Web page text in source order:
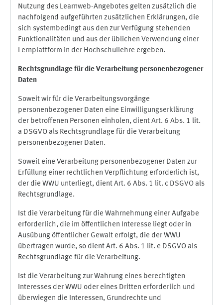
Nutzung des Learnweb-Angebotes gelten zusätzlich die
nachfolgend aufgeführten zusätzlichen Erklärungen, die
sich systembedingt aus den zur Verfügung stehenden
Funktionalitäten und aus der üblichen Verwendung einer
Lernplattform in der Hochschullehre ergeben.
Rechtsgrundlage für die Verarbeitung personenbezogener
Daten
Soweit wir für die Verarbeitungsvorgänge
personenbezogener Daten eine Einwilligungserklärung
der betroffenen Personen einholen, dient Art. 6 Abs. 1 lit.
a DSGVO als Rechtsgrundlage für die Verarbeitung
personenbezogener Daten.
Soweit eine Verarbeitung personenbezogener Daten zur
Erfüllung einer rechtlichen Verpflichtung erforderlich ist,
der die WWU unterliegt, dient Art. 6 Abs. 1 lit. c DSGVO als
Rechtsgrundlage.
Ist die Verarbeitung für die Wahrnehmung einer Aufgabe
erforderlich, die im öffentlichen Interesse liegt oder in
Ausübung öffentlicher Gewalt erfolgt, die der WWU
übertragen wurde, so dient Art. 6 Abs. 1 lit. e DSGVO als
Rechtsgrundlage für die Verarbeitung.
Ist die Verarbeitung zur Wahrung eines berechtigten
Interesses der WWU oder eines Dritten erforderlich und
überwiegen die Interessen, Grundrechte und